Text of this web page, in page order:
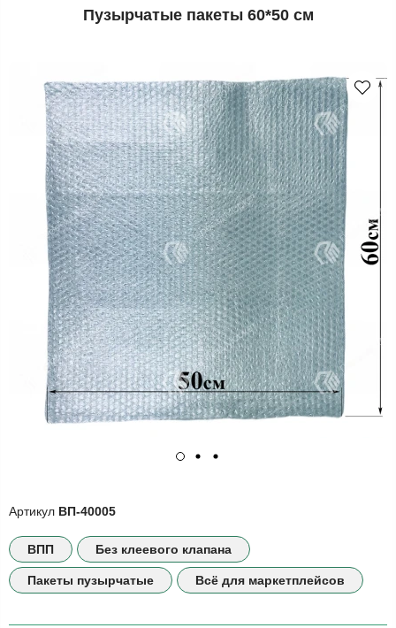
Пузырчатые пакеты 60*50 см
Артикул ВП-40005
ВПП Без клеевого клапана
Пакеты пузырчатые Всё для маркетплейсов